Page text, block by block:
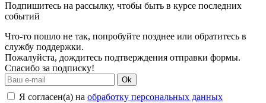
Подпишитесь на рассылку, чтобы быть в курсе последних
событий
Что-то пошло не так, попробуйте позднее или обратитесь в
службу поддержки.
Пожалуйста, дождитесь подтверждения отправки формы.
Спасибо за подписку!
Ok
Я согласен(а) на обработку персональных данных